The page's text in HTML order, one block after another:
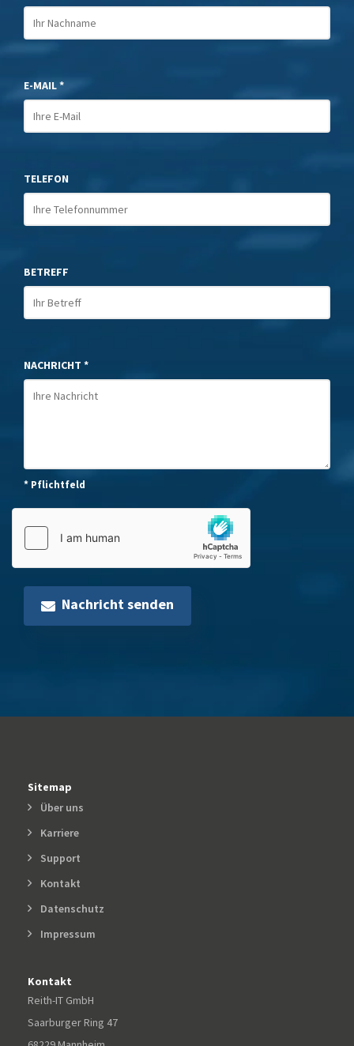
E-MAIL *
TELEFON
BETREFF
NACHRICHT *
* Pflichtfeld
Nachricht senden
Sitemap
Über uns
Karriere
Support
Kontakt
Datenschutz
Impressum
Kontakt
Reith-IT GmbH
Saarburger Ring 47